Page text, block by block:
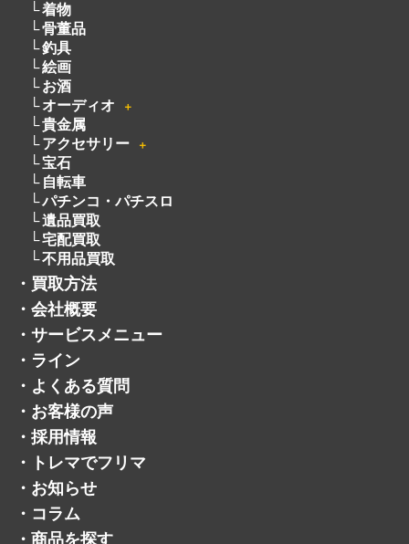
着物
骨董品
釣具
絵画
お酒
オーディオ
＋
貴金属
アクセサリー
＋
宝石
自転車
パチンコ・パチスロ
遺品買取
宅配買取
不用品買取
・ 買取方法
・ 会社概要
・ サービスメニュー
・ ライン
・ よくある質問
・ お客様の声
・ 採用情報
・
トレマでフリマ
・ お知らせ
・ コラム
・ 商品を探す